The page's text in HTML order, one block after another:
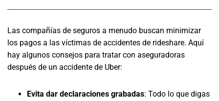
Las compañías de seguros a menudo buscan minimizar
los pagos a las víctimas de accidentes de rideshare. Aquí
hay algunos consejos para tratar con aseguradoras
después de un accidente de Uber:
Evita dar declaraciones grabadas: Todo lo que digas